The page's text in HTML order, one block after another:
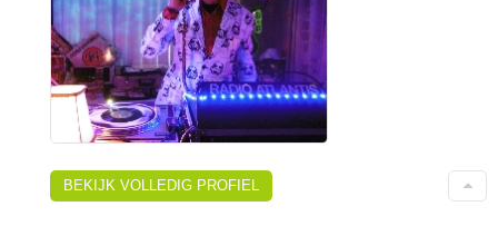
BEKIJK VOLLEDIG PROFIEL